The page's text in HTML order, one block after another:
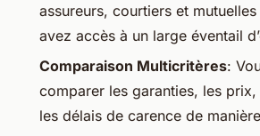
assureurs, courtiers et
avez accès à un large éventail
Comparaison Multicritères:
comparer les garanties, les
les délais de carence de